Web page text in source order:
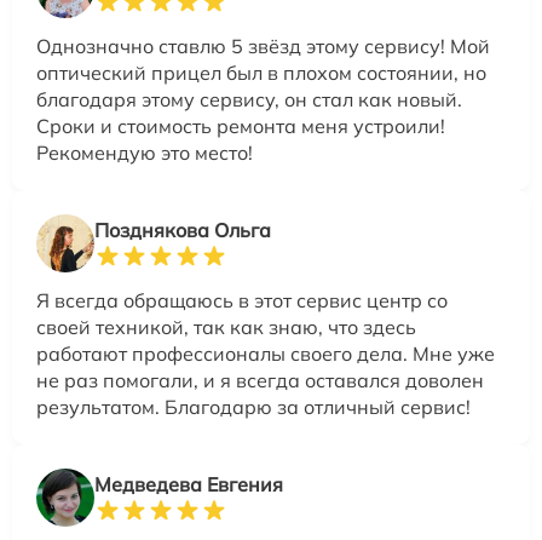
Однозначно ставлю 5 звёзд этому сервису! Мой
оптический прицел был в плохом состоянии, но
благодаря этому сервису, он стал как новый.
Сроки и стоимость ремонта меня устроили!
Рекомендую это место!
Позднякова Ольга
Я всегда обращаюсь в этот сервис центр со
своей техникой, так как знаю, что здесь
работают профессионалы своего дела. Мне уже
не раз помогали, и я всегда оставался доволен
результатом. Благодарю за отличный сервис!
Медведева Евгения